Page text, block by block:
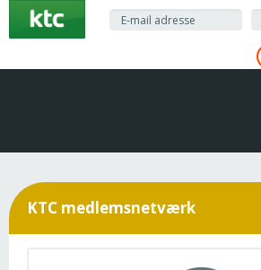
hovedindhold
KTC medlemsnetværk